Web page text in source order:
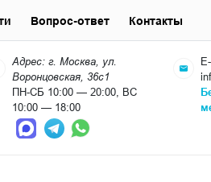
Адрес: г. Москва, ул.
Воронцовская, 36с1
ПН-СБ 10:00 — 20:00, ВС
10:00 — 18:00
Вопрос-ответ Контакты